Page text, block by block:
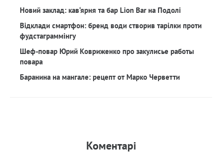
Новий заклад: кав‘ярня та бар Lion Bar на Подолі
Відклади смартфон: бренд води створив тарілки проти
фудстаграммінгу
Шеф-повар Юрий Ковриженко про закулисье работы
повара
Баранина на мангале: рецепт от Марко Черветти
Коментарi